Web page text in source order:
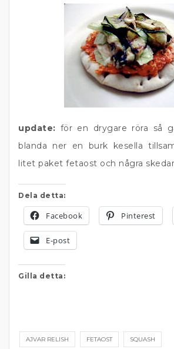
update: för en drygare röra så
blanda ner en burk kesella
litet paket fetaost och några
Dela detta:
Facebook Pinterest
E-post
Gilla detta:
AJVAR RELISH FETAOST SQUASH